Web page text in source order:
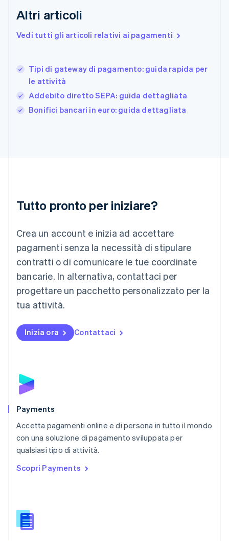
Altri articoli
Vedi tutti gli articoli relativi ai pagamenti
Tipi di gateway di pagamento: guida rapida per
le attività
Addebito diretto SEPA: guida dettagliata
Bonifici bancari in euro: guida dettagliata
Tutto pronto per iniziare?
Crea un account e inizia ad accettare
pagamenti senza la necessità di stipulare
contratti o di comunicare le tue coordinate
bancarie. In alternativa, contattaci per
progettare un pacchetto personalizzato per la
tua attività.
Inizia ora Contattaci
Payments
Accetta pagamenti online e di persona in tutto il mondo
con una soluzione di pagamento sviluppata per
qualsiasi tipo di attività.
Scopri Payments
FrançaisEnglish
DeutschEnglish
Gibilterra
English
Grecia
English
India
Lituania
Lussemburgo
Deutsch English
Malaysia
English 简体中文
Malta
Messico
EspañolEnglish
English
Nuova Zelanda
Polonia
English
Português
English简体中文
Regno Unito
English
English
English
Slovacchia